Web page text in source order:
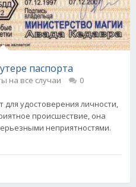
паспорта
на все случаи 0
удостоверения личности,
происшествие, она
неприятностями.